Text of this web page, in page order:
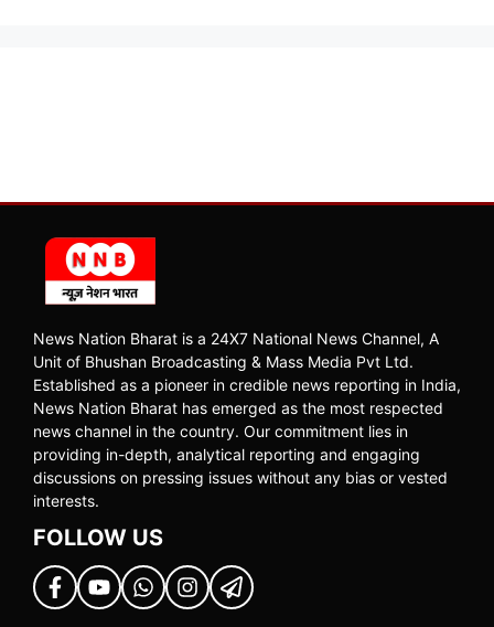
News Nation Bharat is a 24X7 National News Channel, A
Unit of Bhushan Broadcasting & Mass Media Pvt Ltd.
Established as a pioneer in credible news reporting in India,
News Nation Bharat has emerged as the most respected
news channel in the country. Our commitment lies in
providing in-depth, analytical reporting and engaging
discussions on pressing issues without any bias or vested
interests.
FOLLOW US